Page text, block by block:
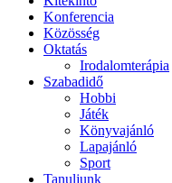
Konferencia
Közösség
Oktatás
Irodalomterápia
Szabadidő
Hobbi
Játék
Könyvajánló
Lapajánló
Sport
Tanuljunk